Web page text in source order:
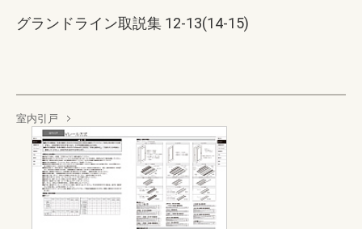
グランドライン取説集 12-13(14-15)
室内引戸